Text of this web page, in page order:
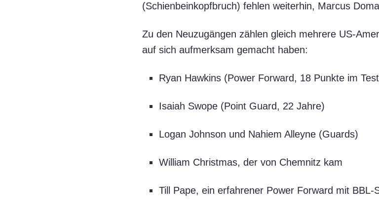
(Schienbeinkopfbruch) fehlen weiterhin, Marcus
Zu den Neuzugängen zählen gleich mehrere US-
auf sich aufmerksam gemacht haben:
Ryan Hawkins (Power Forward, 18 Punkte im
Isaiah Swope (Point Guard, 22 Jahre)
Logan Johnson und Nahiem Alleyne (Guards)
William Christmas, der von Chemnitz kam
Till Pape, ein erfahrener Power Forward mit BBL-